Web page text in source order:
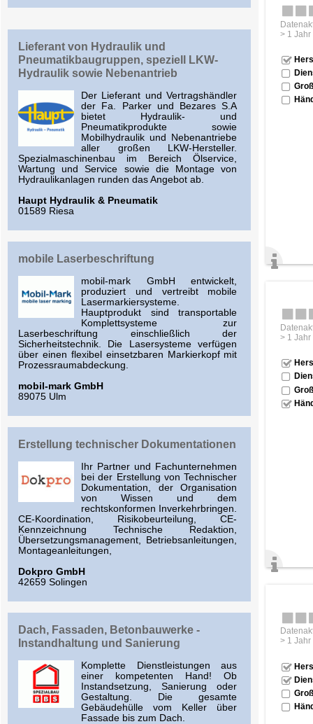
Lieferant von Hydraulik und
Pneumatikbaugruppen, speziell LKW-
Hydraulik sowie Nebenantrieb
Der Lieferant und Vertragshändler
der Fa. Parker und Bezares S.A
bietet Hydraulik- und
Pneumatikprodukte sowie
Mobilhydraulik und Nebenantriebe
aller großen LKW-Hersteller.
Spezialmaschinenbau im Bereich Ölservice,
Wartung und Service sowie die Montage von
Hydraulikanlagen runden das Angebot ab.
Haupt Hydraulik & Pneumatik
01589 Riesa
mobile Laserbeschriftung
mobil-mark GmbH entwickelt,
produziert und vertreibt mobile
Lasermarkiersysteme.
Hauptprodukt sind transportable
Komplettsysteme zur
Laserbeschriftung einschließlich der
Sicherheitstechnik. Die Lasersysteme verfügen
über einen flexibel einsetzbaren Markierkopf mit
Prozessraumabdeckung.
mobil-mark GmbH
89075 Ulm
Erstellung technischer Dokumentationen
Ihr Partner und Fachunternehmen
bei der Erstellung von Technischer
Dokumentation, der Organisation
von Wissen und dem
rechtskonformen Inverkehrbringen.
CE-Koordination, Risikobeurteilung, CE-
Kennzeichnung Technische Redaktion,
Übersetzungsmanagement, Betriebsanleitungen,
Montageanleitungen,
Dokpro GmbH
42659 Solingen
Dach, Fassaden, Betonbauwerke -
Instandhaltung und Sanierung
Komplette Dienstleistungen aus
einer kompetenten Hand! Ob
Instandsetzung, Sanierung oder
Gestaltung. Die gesamte
Gebäudehülle vom Keller über
Fassade bis zum Dach.
> 1 Jahr
> 1 Jahr
> 1 Jahr